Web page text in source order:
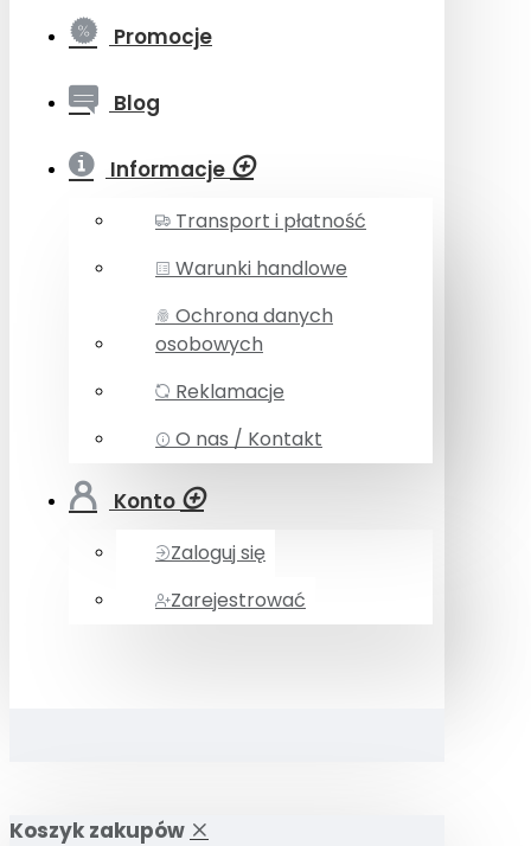
Promocje
Blog
Informacje
Transport i płatność
Warunki handlowe
Ochrona danych
osobowych
Reklamacje
O nas / Kontakt
Konto
Zaloguj się
Zarejestrować
Koszyk zakupów